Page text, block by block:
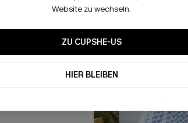
Website zu wechseln.
ZU CUPSHE-US
HIER BLEIBEN